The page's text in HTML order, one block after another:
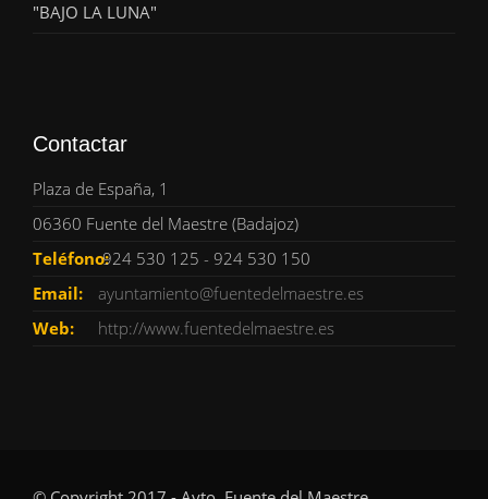
"BAJO LA LUNA"
Contactar
Plaza de España, 1
06360 Fuente del Maestre (Badajoz)
Teléfono:924 530 125 - 924 530 150
Email:
ayuntamiento@fuentedelmaestre.es
Web:
http://www.fuentedelmaestre.es